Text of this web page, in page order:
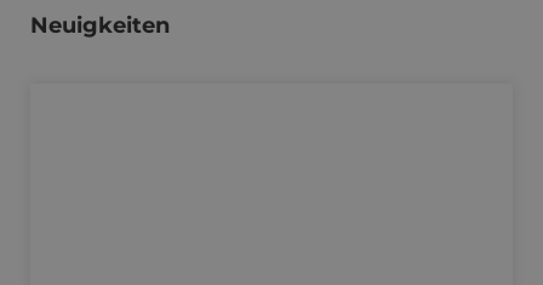
Neuigkeiten